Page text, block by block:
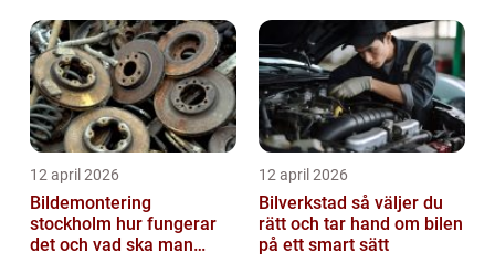
12 april 2026
Bildemontering
stockholm hur fungerar
det och vad ska man
12 april 2026
Bilverkstad så väljer du
rätt och tar hand om bilen
på ett smart sätt